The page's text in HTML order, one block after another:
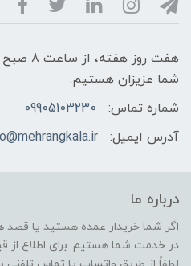
شما عزیزان هستیم.
شماره تماس:
09905103230
آدرس ایمیل:
درباره ما
اگر شما خریدار عمده هستید یا قصد
در خدمت شما هستیم. برای اطلاع از